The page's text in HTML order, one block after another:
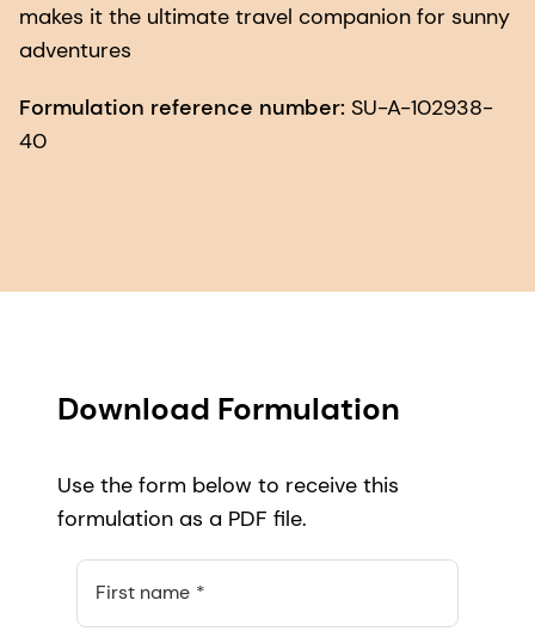
makes it the ultimate travel companion for sunny
adventures
Formulation reference number: SU-A-102938-
40
Download Formulation
Use the form below to receive this
formulation as a PDF file.
First name